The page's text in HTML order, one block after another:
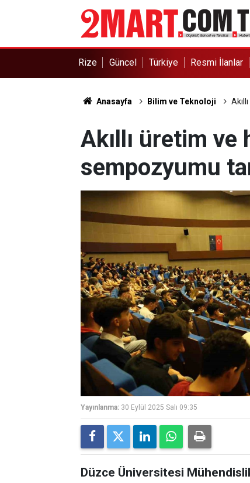
Rize Güncel Türkiye Resmi İlanlar
Anasayfa Bilim ve Teknoloji
Akıllı üretim
sempozyumu
Yayınlanma: 30 Eylül 2025 Salı 09:35
Düzce Üniversitesi